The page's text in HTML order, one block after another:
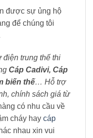
được sự ủng hộ
để chúng tôi
điện trung thế thi
Cáp Cadivi, Cáp
biến thế… Hỗ trợ
chính sách giá từ
có nhu cầu về
cháy hay cáp
nhau xin vui